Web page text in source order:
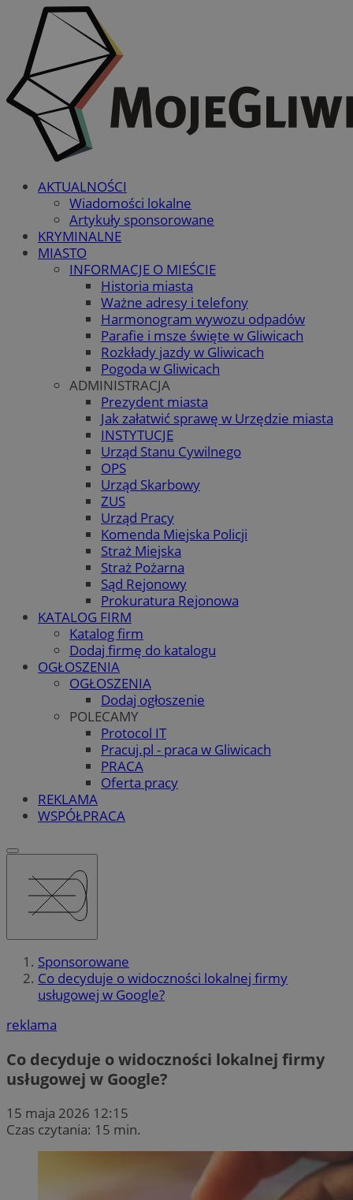
AKTUALNOŚCI
Wiadomości lokalne
Artykuły sponsorowane
KRYMINALNE
MIASTO
INFORMACJE O MIEŚCIE
Historia miasta
Ważne adresy i telefony
Harmonogram wywozu odpadów
Parafie i msze święte w Gliwicach
Rozkłady jazdy w Gliwicach
Pogoda w Gliwicach
ADMINISTRACJA
Prezydent miasta
Jak załatwić sprawę w Urzędzie miasta
INSTYTUCJE
Urząd Stanu Cywilnego
OPS
Urząd Skarbowy
ZUS
Urząd Pracy
Komenda Miejska Policji
Straż Miejska
Straż Pożarna
Sąd Rejonowy
Prokuratura Rejonowa
KATALOG FIRM
Katalog firm
Dodaj firmę do katalogu
OGŁOSZENIA
OGŁOSZENIA
Dodaj ogłoszenie
POLECAMY
Protocol IT
Pracuj.pl - praca w Gliwicach
PRACA
Oferta pracy
REKLAMA
WSPÓŁPRACA
Sponsorowane
Co decyduje o widoczności lokalnej firmy
usługowej w Google?
reklama
Co decyduje o widoczności lokalnej firmy
usługowej w Google?
15 maja 2026 12:15
Czas czytania: 15 min.